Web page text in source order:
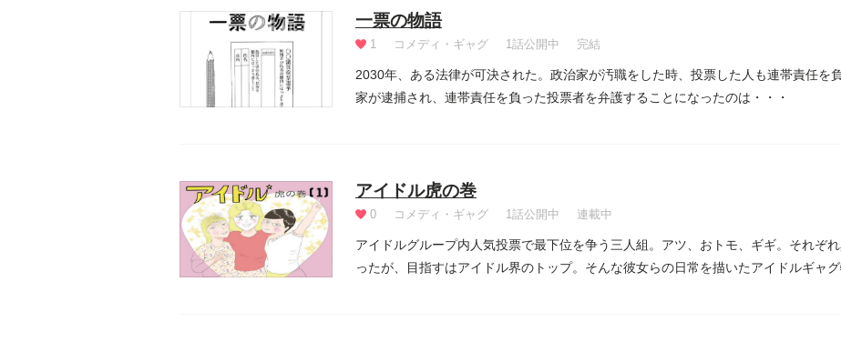
一票の物語
1 コメディ・ギャグ 1話公開中 完結
2030年、ある法律が可決された。政治家が汚職をした時、投票した人も連帯責任を
家が逮捕され、連帯責任を負った投票者を弁護することになったのは・・・
アイドル虎の巻
0 コメディ・ギャグ 1話公開中 連載中
アイドルグループ内人気投票で最下位を争う三人組。アツ、おトモ、ギギ。それぞ
ったが、目指すはアイドル界のトップ。そんな彼女らの日常を描いたアイドルギャグ